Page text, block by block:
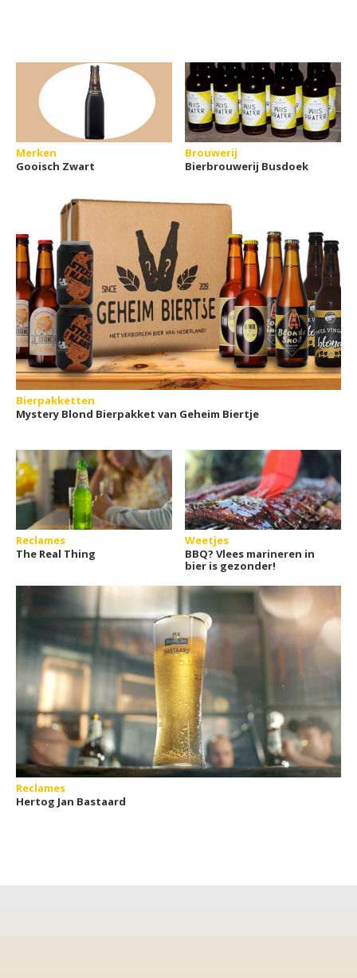
Merken
Gooisch Zwart
Brouwerij
Bierbrouwerij Busdoek
Bierpakketten
Mystery Blond Bierpakket van Geheim Biertje
Reclames
The Real Thing
Weetjes
BBQ? Vlees marineren in
bier is gezonder!
Reclames
Hertog Jan Bastaard